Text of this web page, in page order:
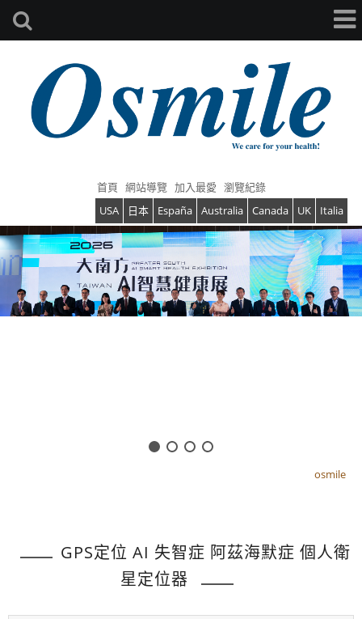
首頁 網站導覽 加入最愛
USA
日本 España Australia Canada UK Italia
瀏覽紀錄
osmile
GPS定位 AI 失智症 阿茲海默症 個人衛
星定位器